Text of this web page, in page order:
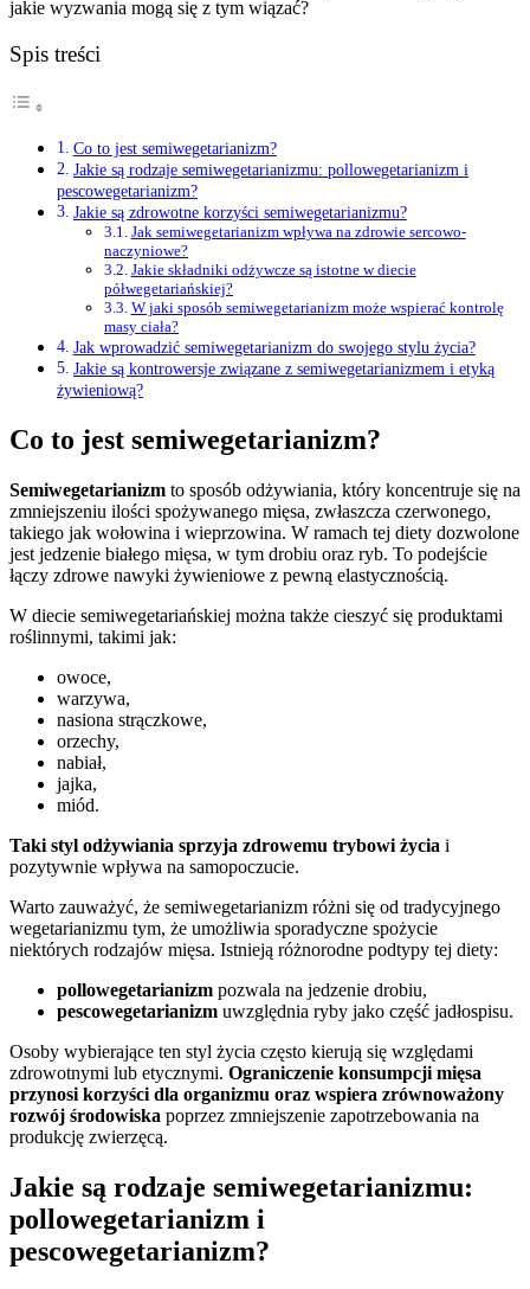
jakie wyzwania mogą się z tym wiązać?
Spis treści
Co to jest semiwegetarianizm?
Jakie są rodzaje semiwegetarianizmu: pollowegetarianizm i
pescowegetarianizm?
Jakie są zdrowotne korzyści semiwegetarianizmu?
Jak semiwegetarianizm wpływa na zdrowie sercowo-
naczyniowe?
Jakie składniki odżywcze są istotne w diecie
półwegetariańskiej?
W jaki sposób semiwegetarianizm może wspierać kontrolę
masy ciała?
Jak wprowadzić semiwegetarianizm do swojego stylu życia?
Jakie są kontrowersje związane z semiwegetarianizmem i etyką
żywieniową?
Co to jest semiwegetarianizm?
Semiwegetarianizm to sposób odżywiania, który koncentruje się na
zmniejszeniu ilości spożywanego mięsa, zwłaszcza czerwonego,
takiego jak wołowina i wieprzowina. W ramach tej diety dozwolone
jest jedzenie białego mięsa, w tym drobiu oraz ryb. To podejście
łączy zdrowe nawyki żywieniowe z pewną elastycznością.
W diecie semiwegetariańskiej można także cieszyć się produktami
roślinnymi, takimi jak:
owoce,
warzywa,
nasiona strączkowe,
orzechy,
nabiał,
jajka,
miód.
Taki styl odżywiania sprzyja zdrowemu trybowi życia i
pozytywnie wpływa na samopoczucie.
Warto zauważyć, że semiwegetarianizm różni się od tradycyjnego
wegetarianizmu tym, że umożliwia sporadyczne spożycie
niektórych rodzajów mięsa. Istnieją różnorodne podtypy tej diety:
pollowegetarianizm pozwala na jedzenie drobiu,
pescowegetarianizm uwzględnia ryby jako część jadłospisu.
Osoby wybierające ten styl życia często kierują się względami
zdrowotnymi lub etycznymi. Ograniczenie konsumpcji mięsa
przynosi korzyści dla organizmu oraz wspiera zrównoważony
rozwój środowiska poprzez zmniejszenie zapotrzebowania na
produkcję zwierzęcą.
Jakie są rodzaje semiwegetarianizmu:
pollowegetarianizm i
pescowegetarianizm?